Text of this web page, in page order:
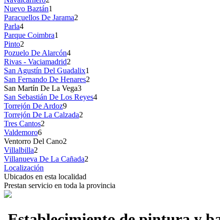
Nuevo Baztán1
Paracuellos De Jarama2
Parla4
Parque Coimbra1
Pinto2
Pozuelo De Alarcón4
Rivas - Vaciamadrid2
San Agustín Del Guadalix1
San Fernando De Henares2
San Martín De La Vega3
San Sebastián De Los Reyes4
Torrejón De Ardoz9
Torrejón De La Calzada2
Tres Cantos2
Valdemoro6
Ventorro Del Cano2
Villalbilla2
Villanueva De La Cañada2
Localización
Ubicados en esta localidad
Prestan servicio en toda la provincia